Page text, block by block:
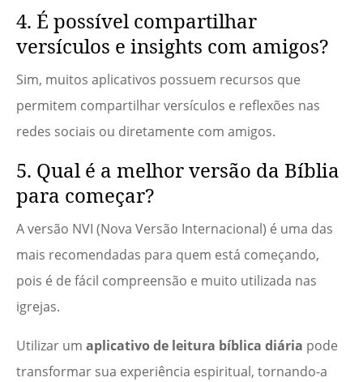
4. É possível compartilhar
versículos e insights com amigos?
Sim, muitos aplicativos possuem recursos que
permitem compartilhar versículos e reflexões nas
redes sociais ou diretamente com amigos.
5. Qual é a melhor versão da Bíblia
para começar?
A versão NVI (Nova Versão Internacional) é uma das
mais recomendadas para quem está começando,
pois é de fácil compreensão e muito utilizada nas
igrejas.
Utilizar um aplicativo de leitura bíblica diária pode
transformar sua experiência espiritual, tornando-a